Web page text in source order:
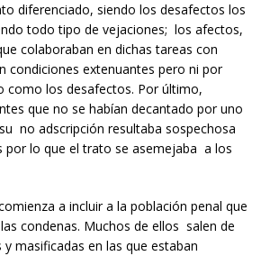
diferenciado, siendo los desafectos los
todo tipo de vejaciones; los afectos,
colaboraban en dichas tareas con
condiciones extenuantes pero ni por
como los desafectos. Por último,
que no se habían decantado por uno
no adscripción resultaba sospechosa
por lo que el trato se asemejaba a los
a incluir a la población penal que
condenas. Muchos de ellos salen de
masificadas en las que estaban